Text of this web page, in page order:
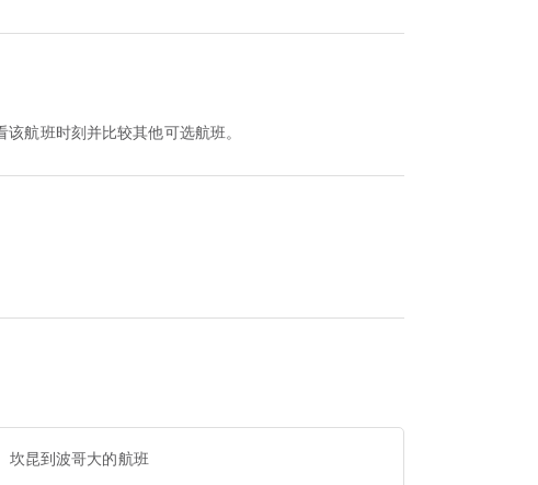
航班时刻并比较其他可选航班。
坎昆到波哥大的航班